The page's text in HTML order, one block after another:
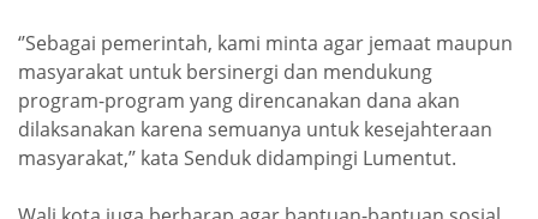
‘’Sebagai pemerintah, kami minta agar jemaat maupun
masyarakat untuk bersinergi dan mendukung
program-program yang direncanakan dana akan
dilaksanakan karena semuanya untuk kesejahteraan
masyarakat,’’ kata Senduk didampingi Lumentut.